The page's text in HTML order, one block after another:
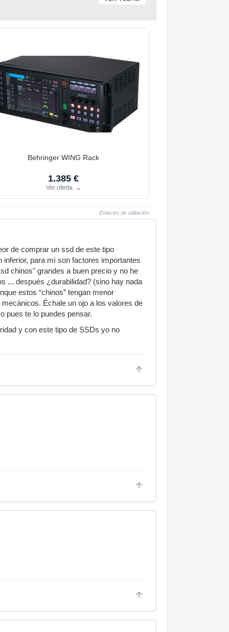
Behringer WING Rack
1.385 €
Ver oferta →
Enlaces de afiliación
de comprar un ssd de este tipo
para mí son factores importantes
chinos" grandes a buen precio y no he
... después ¿durabilidad? (sino hay nada
estos “chinos” tengan menor
Échale un ojo a los valores de
pues te lo puedes pensar.
y con este tipo de SSDs yo no